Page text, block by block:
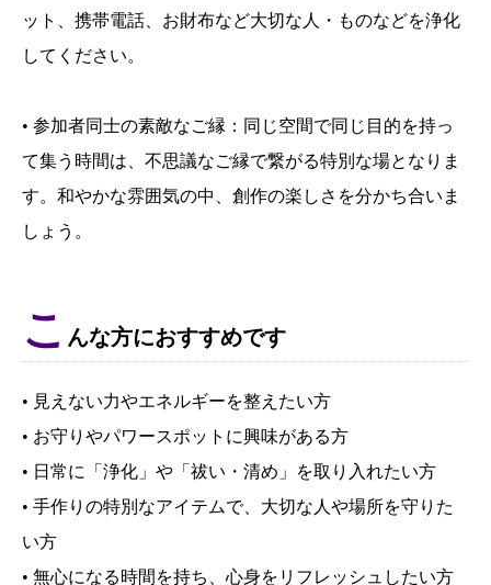
ット、携帯電話、お財布など大切な人・ものなどを浄化
してください。
• 参加者同士の素敵なご縁：同じ空間で同じ目的を持っ
て集う時間は、不思議なご縁で繋がる特別な場となりま
す。和やかな雰囲気の中、創作の楽しさを分かち合いま
しょう。
こ んな方におすすめです
• 見えない力やエネルギーを整えたい方
• お守りやパワースポットに興味がある方
• 日常に「浄化」や「祓い・清め」を取り入れたい方
• 手作りの特別なアイテムで、大切な人や場所を守りた
い方
• 無心になる時間を持ち、心身をリフレッシュしたい方